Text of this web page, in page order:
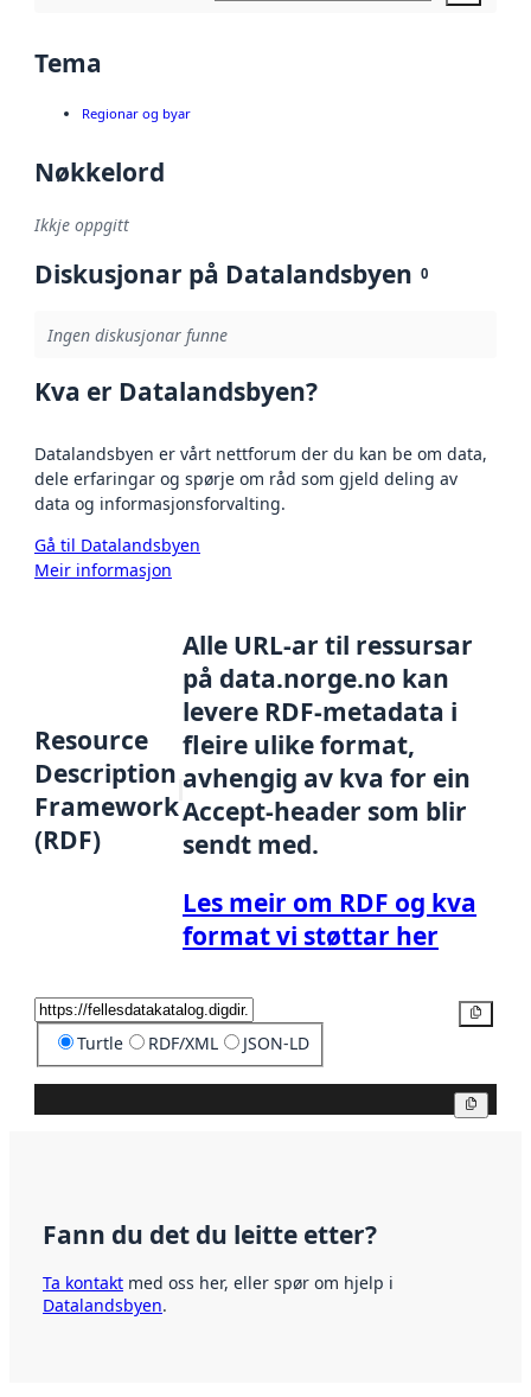
Tema
Regionar og byar
Nøkkelord
Ikkje oppgitt
Diskusjonar på Datalandsbyen 0
Ingen diskusjonar funne
Kva er Datalandsbyen?
Datalandsbyen er vårt nettforum der du kan be om data,
dele erfaringar og spørje om råd som gjeld deling av
data og informasjonsforvalting.
Gå til Datalandsbyen
Meir informasjon
Resource
Description
Framework
(RDF)
Alle URL-ar til ressursar
på data.norge.no kan
levere RDF-metadata i
fleire ulike format,
avhengig av kva for ein
Accept-header som blir
sendt med.
Les meir om RDF og kva
format vi støttar her
Turtle RDF/XML JSON-LD
Fann du det du leitte etter?
Ta kontakt med oss her, eller spør om hjelp i
Datalandsbyen.